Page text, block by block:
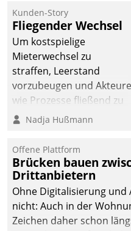
kommunale
gemeinsam mit der
Teilprozess der
Kunden-Story
Fliegender Wechsel
Um kostspielige
Mieterwechsel zu
straffen, Leerstand
vorzubeugen und Akteure
wie Prozesse fließend zu
vernetzen, nutzt die
Jahresbeginn eine
Überblick, Einsicht und
Eingriff bietende Lösung.
Zur Entwicklung setzte
man auf
Cloudtechnologie,
Nadja Hußmann
Offene Plattform
Brücken bauen
Drittanbietern
Ohne Digitalisierung
nicht: Auch in der
Zeichen daher schon